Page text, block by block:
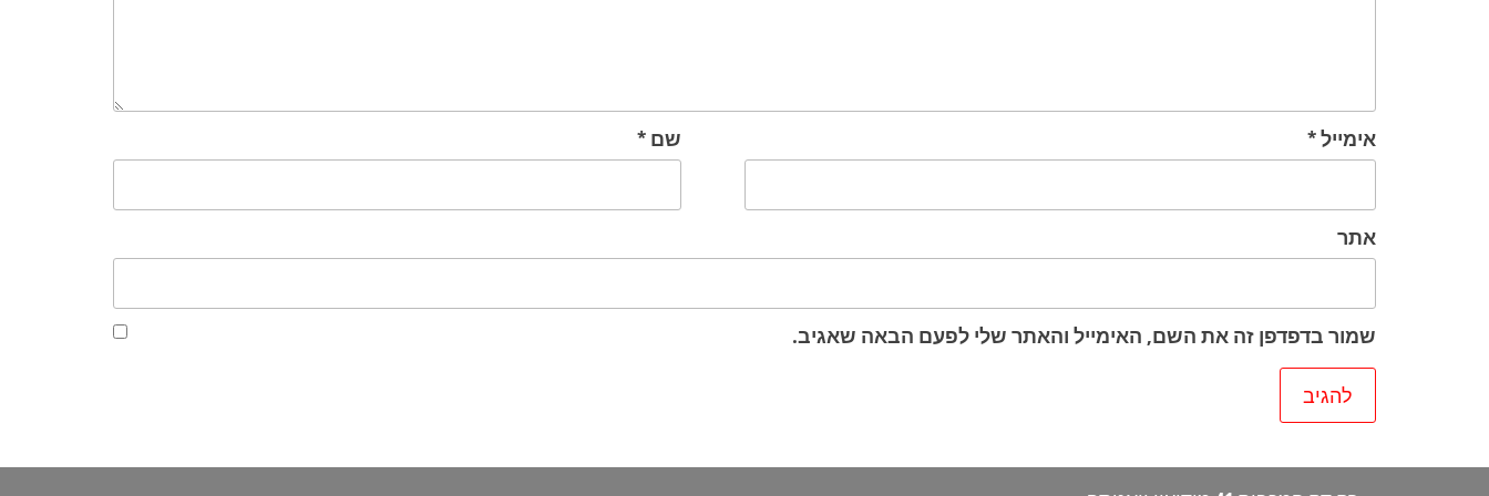
שם * אימייל*
אתר
שמור בדפדפן זה את השם, האימייל והאתר שלי לפעם הבאה שאגיב.